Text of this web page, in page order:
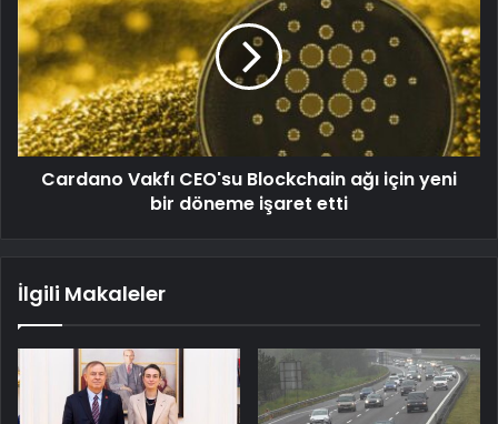
Cardano Vakfı CEO'su Blockchain ağı için yeni
bir döneme işaret etti
İlgili Makaleler